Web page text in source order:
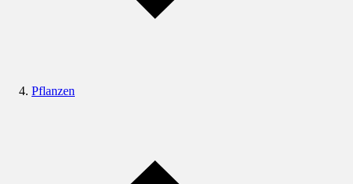
Pflanzen